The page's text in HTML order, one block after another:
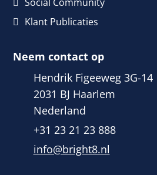
Neem contact op
Hendrik Figeeweg 3G-14
2031 BJ Haarlem
Nederland
+31 23 21 23 888
info@bright8.nl
Klant Publicaties